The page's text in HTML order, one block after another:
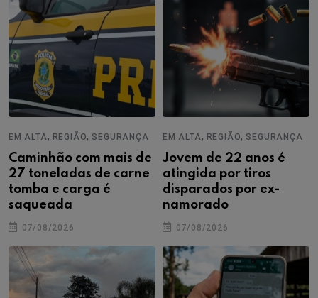
EM ALTA, REGIÃO,SEGURANÇA
Caminhão com mais de
27 toneladas de carne
tomba e carga é
saqueada
07/08/2026
EM ALTA, REGIÃO,SEGURANÇA
Jovem de 22 anos é
atingida por tiros
disparados por ex-
namorado
07/08/2026